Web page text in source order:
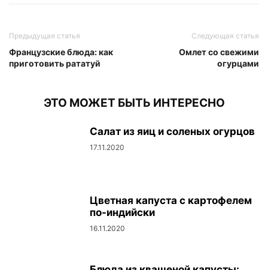
Предыдущая статья
Французские блюда: как
приготовить рататуй
Следующая статья
Омлет со свежими
огурцами
ЭТО МОЖЕТ БЫТЬ ИНТЕРЕСНО
Салат из яиц и соленых огурцов
17.11.2020
Цветная капуста с картофелем
по-индийски
16.11.2020